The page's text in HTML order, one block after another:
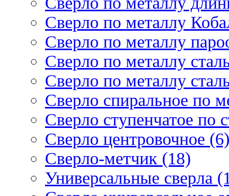
Сверло по металлу
Сверло по металлу
Сверло по металлу
Сверло по металлу
Сверло спиральное по
Сверло ступенчатое по
Сверло центровочное (6)
Сверло-метчик (18)
Универсальные сверла